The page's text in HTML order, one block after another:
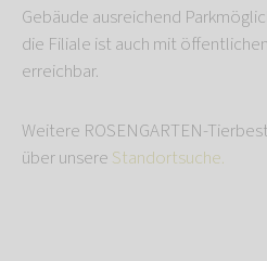
Gebäude ausreichend
die Filiale ist auch mit
erreichbar.
Weitere ROSENGARTEN-
über unsere Standortsuche.